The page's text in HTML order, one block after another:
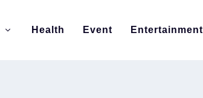
Health Event Entertainment